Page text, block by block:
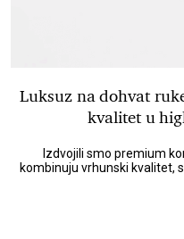
Luksuz na dohvat
kvalitet u
Izdvojili smo premium
kombinuju vrhunski kvalitet,